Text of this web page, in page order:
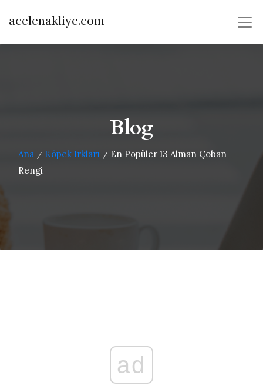
acelenakliye.com
Blog
Ana / Köpek Irkları / En Popüler 13 Alman Çoban
Rengi
ad